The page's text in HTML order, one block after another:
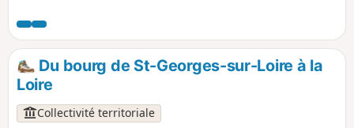
d’activité de la Murie vous découvrirez la magnanerie,
témoignages du XIXe. Depuis les années 70, le bourg a
connu un développement et une urbanisation rapide.
Découvrez ses lotissements : Nisvelle, les Sources, la Salle,
la Croix Clet, Gravereuil...
Du bourg de St-Georges-sur-Loire à la
Loire
Collectivité territoriale